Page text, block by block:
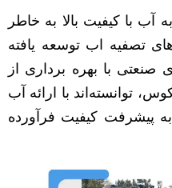
آب با کیفیت بالا به خاطر
تصفیه اب توسعه یافته
صنعتی با بهره برداری از
توانسته‌اند با ارائه آب
به پیشرفت کیفیت فرآورده